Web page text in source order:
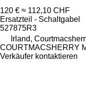
120 € ≈ 112,10 CHF
Ersatzteil - Schaltgabel
527875R3
Irland,
COURTMACSHERRY
Verkäufer kontaktieren